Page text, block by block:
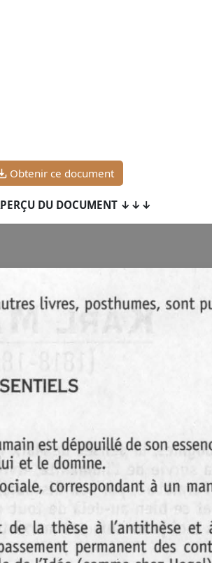
Obtenir ce document
DU DOCUMENT ↓↓↓